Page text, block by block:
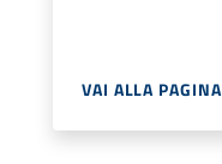
VAI ALLA PAGINA